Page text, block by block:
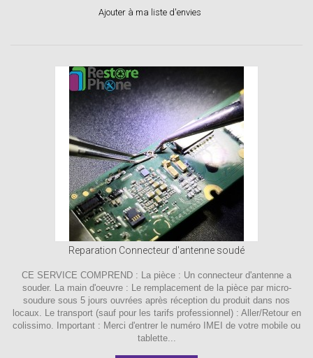
Ajouter à ma liste d'envies
Reparation Connecteur d'antenne soudé
CE SERVICE COMPREND : La pièce : Un connecteur d'antenne a
souder. La main d'oeuvre : Le remplacement de la pièce par micro-
soudure sous 5 jours ouvrées après réception du produit dans nos
locaux. Le transport (sauf pour les tarifs professionnel) : Aller/Retour en
colissimo. Important : Merci d'entrer le numéro IMEI de votre mobile ou
tablette...